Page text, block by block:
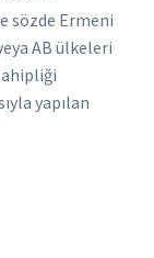
sözde Ermeni
AB ülkeleri
yapılan